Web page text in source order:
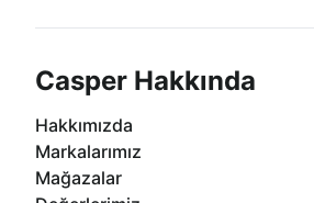
Casper Hakkında
Hakkımızda
Markalarımız
Mağazalar